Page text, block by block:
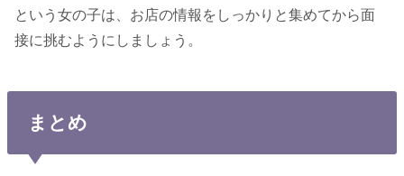
という女の子は、お店の情報をしっかりと集めてから面
接に挑むようにしましょう。
まとめ